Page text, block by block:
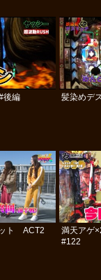
後編 髪染めデ
ト ACT2
満天アゲ
#122